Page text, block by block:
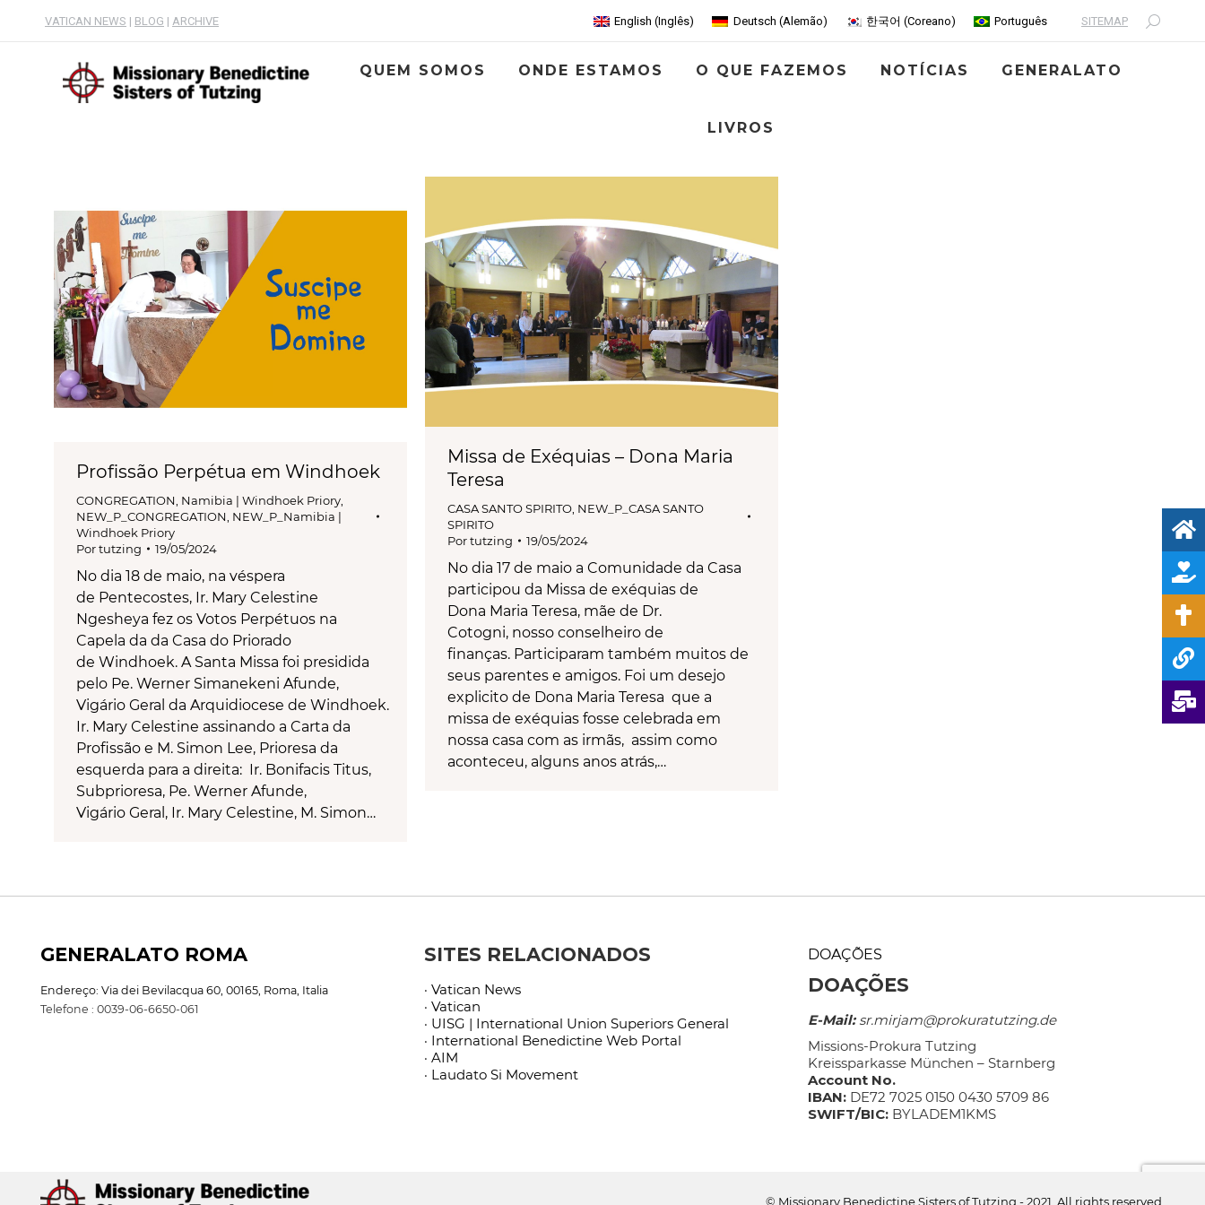
VATICAN NEWS | BLOG | ARCHIVE English (Inglês) Deutsch (Alemão) 한국어 (Coreano) Português SITEMAP Search:
QUEM SOMOS ONDE ESTAMOS O QUE FAZEMOS NOTÍCIAS GENERALATO
LIVROS
Profissão Perpétua em Windhoek
CONGREGATION Namibia | Windhoek Priory
NEW_P_CONGREGATION NEW_P_Namibia |
Windhoek Priory
Portutzing 19/05/2024
No dia 18 de maio, na véspera
de Pentecostes, Ir. Mary Celestine
Ngesheya fez os Votos Perpétuos na
Capela da da Casa do Priorado
de Windhoek. A Santa Missa foi presidida
pelo Pe. Werner Simanekeni Afunde,
Vigário Geral da Arquidiocese de Windhoek.
Ir. Mary Celestine assinando a Carta da
Profissão e M. Simon Lee, Prioresa da
esquerda para a direita: Ir. Bonifacis Titus,
Subprioresa, Pe. Werner Afunde,
Vigário Geral, Ir. Mary Celestine, M. Simon…
Missa de Exéquias – Dona Maria
Teresa
CASA SANTO SPIRITO NEW_P_CASA SANTO
SPIRITO
Portutzing 19/05/2024
No dia 17 de maio a Comunidade da Casa
participou da Missa de exéquias de
Dona Maria Teresa, mãe de Dr.
Cotogni, nosso conselheiro de
finanças. Participaram também muitos de
seus parentes e amigos. Foi um desejo
explicito de Dona Maria Teresa que a
missa de exéquias fosse celebrada em
nossa casa com as irmãs, assim como
aconteceu, alguns anos atrás,…
GENERALATO ROMA
Endereço: Via dei Bevilacqua 60, 00165, Roma, Italia
Telefone : 0039-06-6650-061
SITES RELACIONADOS
· Vatican News
· Vatican
· UISG | International Union Superiors General
· International Benedictine Web Portal
· AIM
· Laudato Si Movement
DOAÇÕES
DOAÇÕES
E-Mail:sr.mirjam@prokuratutzing.de
Missions-Prokura Tutzing
Kreissparkasse München – Starnberg
Account No.
IBAN: DE72 7025 0150 0430 5709 86
SWIFT/BIC:BYLADEM1KMS
© Missionary Benedictine Sisters of Tutzing - 2021. All rights reserved.